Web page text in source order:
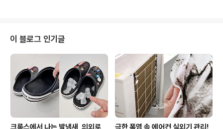
룩! 설거지를 안 한 것도 아닌데 참 당황스럽죠?! 스테인리
스 제품에 생기는 무지갯빛 얼룩은 수돗물 속 미네랄 성분
이 스테인리스와 만나서 생긴 흔적이고요. 지극히 자연스
러운 현상이긴 해요. 하지만 자연스러운 것과 눈에 거슬리
는건 별개니까요^^; 키친타월에 식초를 흠뻑 적셔서 무지
개얼룩을 1분만 덮어놓으면 손쉽게 제거할 수..
이 블로그 인기글
크록스에서 나는 발냄새, 의외로
극한 폭염 속 에어컨 실외기 관리!